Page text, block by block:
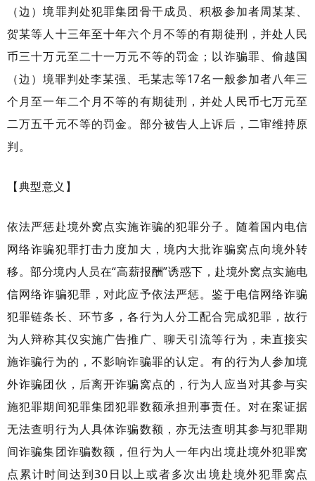
（边）境罪判处犯罪集团骨干成员、积极参加者周某某、
贺某等人十三年至十年六个月不等的有期徒刑，并处人民
币三十万元至二十一万元不等的罚金；以诈骗罪、偷越国
（边）境罪判处李某强、毛某志等17名一般参加者八年三
个月至一年二个月不等的有期徒刑，并处人民币七万元至
二万五千元不等的罚金。部分被告人上诉后，二审维持原
判。
【典型意义】
依法严惩赴境外窝点实施诈骗的犯罪分子。随着国内电信
网络诈骗犯罪打击力度加大，境内大批诈骗窝点向境外转
移。部分境内人员在“高薪报酬”诱惑下，赴境外窝点实施电
信网络诈骗犯罪，对此应予依法严惩。鉴于电信网络诈骗
犯罪链条长、环节多，各行为人分工配合完成犯罪，故行
为人辩称其仅实施广告推广、聊天引流等行为，未直接实
施诈骗行为的，不影响诈骗罪的认定。有的行为人参加境
外诈骗团伙，后离开诈骗窝点的，行为人应当对其参与实
施犯罪期间犯罪集团犯罪数额承担刑事责任。对在案证据
无法查明行为人具体诈骗数额，亦无法查明其参与犯罪期
间诈骗集团诈骗数额，但行为人一年内出境赴境外犯罪窝
点累计时间达到30日以上或者多次出境赴境外犯罪窝点